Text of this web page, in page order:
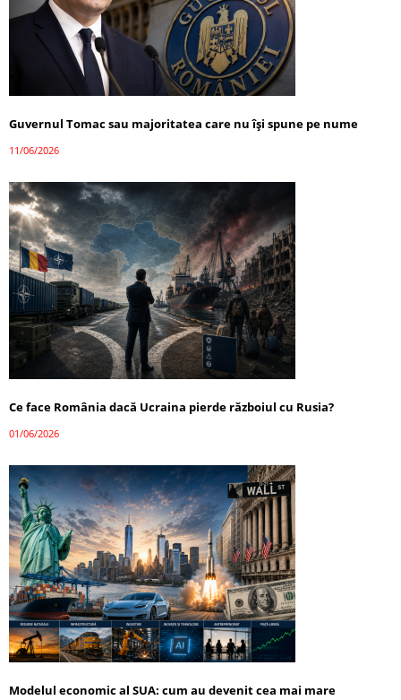
Guvernul Tomac sau majoritatea care nu își spune pe nume
11/06/2026
Ce face România dacă Ucraina pierde războiul cu Rusia?
01/06/2026
Modelul economic al SUA: cum au devenit cea mai mare